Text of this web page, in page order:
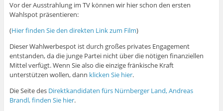
Vor der Ausstrahlung im TV können wir hier schon den ersten
Wahlspot präsentieren:
(Hier finden Sie den direkten Link zum Film)
Dieser Wahlwerbespot ist durch großes privates Engagement
entstanden, da die junge Partei nicht über die nötigen finanziellen
Mittel verfügt. Wenn Sie also die einzige fränkische Kraft
unterstützen wollen, dann klicken Sie hier.
Die Seite des Direktkandidaten fürs Nürnberger Land, Andreas
Brandl, finden Sie hier.